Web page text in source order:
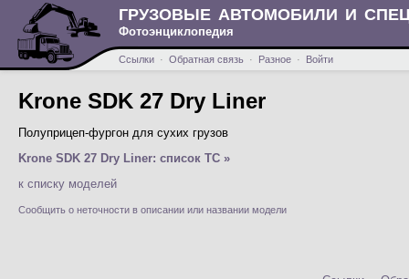
ГРУЗОВЫЕ АВТОМОБИЛИ И
Фотоэнциклопедия
Ссылки · Обратная связь · Разное · Войти
Krone SDK 27 Dry Liner
Полуприцеп-фургон для сухих грузов
Krone SDK 27 Dry Liner: список ТС »
к списку моделей
Сообщить о неточности в описании или названии модели